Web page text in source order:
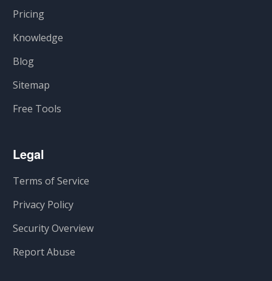
Pricing
Knowledge
Blog
Sitemap
Free Tools
Legal
Terms of Service
Privacy Policy
Security Overview
Report Abuse